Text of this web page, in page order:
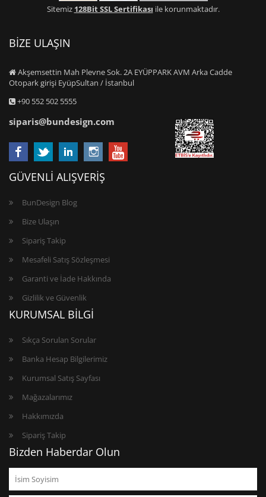
Sitemiz 128Bit SSL Sertifikası ile korunmaktadır.
BİZE ULAŞIN
Akşemsettin Mah Plevne Sok. 2A EYÜPPARK AVM Arka Cadde
Otopark girişi EyüpSultan / İstanbul
+90 552 502 5555
siparis@bundesign.com
GÜVENLİ ALIŞVERİŞ
BunDesign Blog
Bize Ulaşın
Sipariş Takip
Mesafeli Satış Sözleşmesi
Garanti ve İade Hakkında
Gizlilik ve Güvenlik
KURUMSAL BİLGİ
Sıkça Sorulan Sorular
Banka Hesap Bilgilerimiz
Kurumsal Satış Sayfası
Mağazalarımız
Hakkımızda
Sipariş Takip
Bizden Haberdar Olun